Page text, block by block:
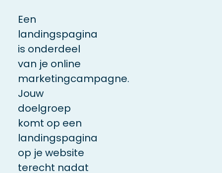
Een
landingspagina
is onderdeel
van je online
marketingcampagne.
Jouw
doelgroep
komt op een
landingspagina
op je website
terecht nadat